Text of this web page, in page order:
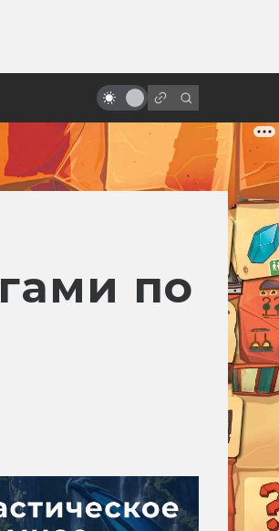
человечном роботе
по